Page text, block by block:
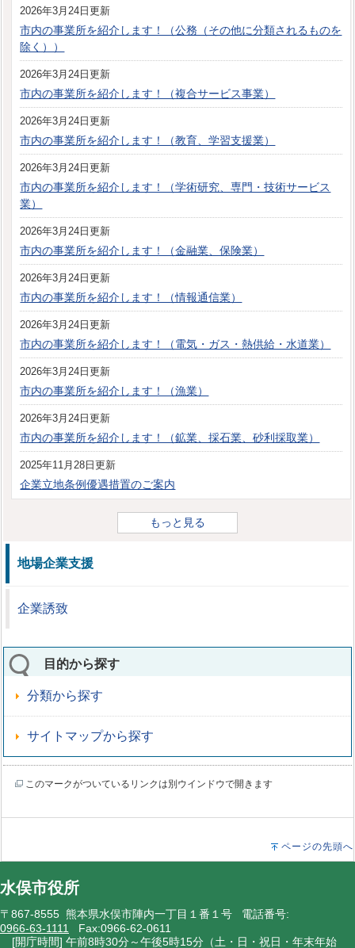
2026年3月24日更新
市内の事業所を紹介します！（公務（その他に分類されるものを
除く））
2026年3月24日更新
市内の事業所を紹介します！（複合サービス事業）
2026年3月24日更新
市内の事業所を紹介します！（教育、学習支援業）
2026年3月24日更新
市内の事業所を紹介します！（学術研究、専門・技術サービス
業）
2026年3月24日更新
市内の事業所を紹介します！（金融業、保険業）
2026年3月24日更新
市内の事業所を紹介します！（情報通信業）
2026年3月24日更新
市内の事業所を紹介します！（電気・ガス・熱供給・水道業）
2026年3月24日更新
市内の事業所を紹介します！（漁業）
2026年3月24日更新
市内の事業所を紹介します！（鉱業、採石業、砂利採取業）
2025年11月28日更新
企業立地条例優遇措置のご案内
もっと見る
地場企業支援
企業誘致
目的から探す
分類から探す
サイトマップから探す
このマークがついているリンクは別ウインドウで開きます
ページの先頭へ
水俣市役所
〒867-8555 熊本県水俣市陣内一丁目１番１号 電話番号:
0966-63-1111 Fax:0966-62-0611
[開庁時間] 午前8時30分～午後5時15分（土・日・祝日・年末年始